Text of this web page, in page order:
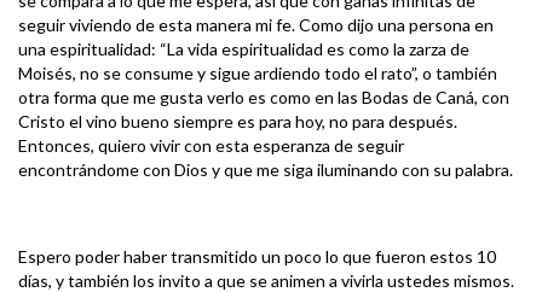
seguir viviendo de esta manera mi fe. Como dijo una persona en
una espiritualidad: “La vida espiritualidad es como la zarza de
Moisés, no se consume y sigue ardiendo todo el rato”, o también
otra forma que me gusta verlo es como en las Bodas de Caná, con
Cristo el vino bueno siempre es para hoy, no para después.
Entonces, quiero vivir con esta esperanza de seguir
encontrándome con Dios y que me siga iluminando con su palabra.
Espero poder haber transmitido un poco lo que fueron estos 10
días, y también los invito a que se animen a vivirla ustedes mismos.